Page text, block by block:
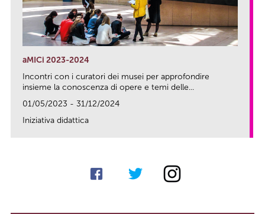
aMICi 2023-2024
Incontri con i curatori dei musei per approfondire
insieme la conoscenza di opere e temi delle...
01/05/2023 - 31/12/2024
Iniziativa didattica